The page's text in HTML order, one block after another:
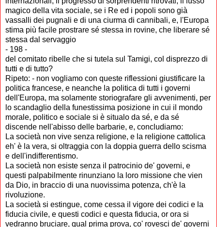
magico della vita sociale, se i Re ed i popoli sono già
vassalli dei pugnali e di una ciurma di cannibali, e, l'Europa
stima più facile prostrare sé stessa in rovine, che liberare sé
stessa dal servaggio
- 198 -
del comitato ribelle che si tutela sul Tamigi, col disprezzo di
tutti e di tutto?
Ripeto: - non vogliamo con queste riflessioni giustificare la
politica francese, e neanche la politica di tutti i governi
dell'Europa, ma solamente storiografare gli avvenimenti, per
lo scandaglio della funestissima posizione in cui il mondo
morale, politico e sociale si è situalo da sé, e da sé
discende nell'abisso delle barbarie, e, concludiamo:
La società non vive senza religione, e la religione cattolica
eh' è la vera, si oltraggia con la doppia guerra dello scisma
e dell'indifferentismo.
La società non esiste senza il patrocinio de' governi, e
questi palpabilmente rinunziano la loro missione che vien
da Dio, in braccio di una nuovissima potenza, ch'è la
rivoluzione.
La società si estingue, come cessa il vigore dei codici e la
fiducia civile, e questi codici e questa fiducia, or ora si
vedranno bruciare, qual prima prova, co' rovesci de' governi